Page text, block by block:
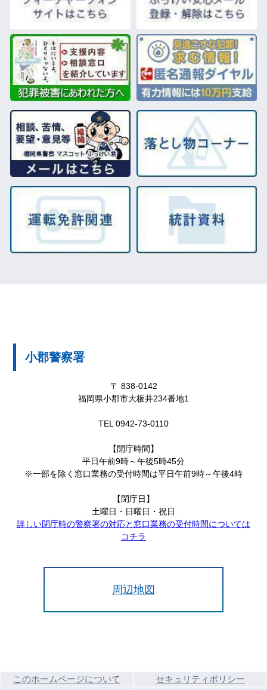
小郡警察署
〒 838-0142
福岡県小郡市大板井234番地1
TEL 0942-73-0110
【開庁時間】
平日午前9時～午後5時45分
※一部を除く窓口業務の受付時間は平日午前9時～午後4時
【閉庁日】
土曜日・日曜日・祝日
詳しい閉庁時の警察署の対応と窓口業務の受付時間については
コチラ
周辺地図
このホームページについて
セキュリティポリシー